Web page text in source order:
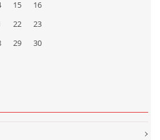
15
16
22
23
29
30